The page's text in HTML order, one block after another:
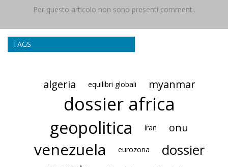
Per questo articolo non sono presenti commenti.
TAGS
algeria equilibri globali myanmar
dossier africa
geopolitica iran onu
venezuela eurozona
dossier